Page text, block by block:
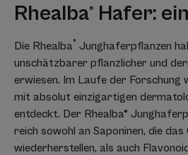
Rhealba® Hafer:
Die Rhealba® Junghaferpflanzen
unschätzbarer pflanzlicher und
erwiesen. Im Laufe der Forschung
mit absolut einzigartigen
entdeckt. Der Rhealba®
reich sowohl an Saponinen, die das
wiederherstellen, als auch